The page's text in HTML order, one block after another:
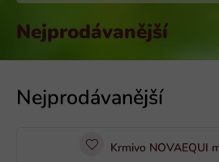
Nejprodávanější
Krmivo NOVAEQUI
ý
p